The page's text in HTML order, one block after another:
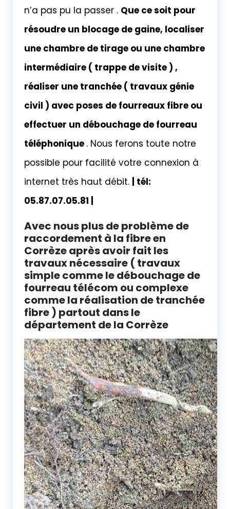
n’a pas pu la passer . Que ce soit pour
résoudre un blocage de gaine, localiser
une chambre de tirage ou une chambre
intermédiaire ( trappe de visite ) ,
réaliser une tranchée ( travaux génie
civil ) avec poses de fourreaux fibre ou
effectuer un débouchage de fourreau
téléphonique . Nous ferons toute notre
possible pour facilité votre connexion à
internet très haut débit.
| tél:
05.87.07.05.81 |
Avec nous plus de problème de
raccordement à la fibre en
Corrèze après avoir fait les
travaux nécessaire ( travaux
simple comme le débouchage de
fourreau télécom ou complexe
comme la réalisation de tranchée
fibre ) partout dans le
département de la Corrèze